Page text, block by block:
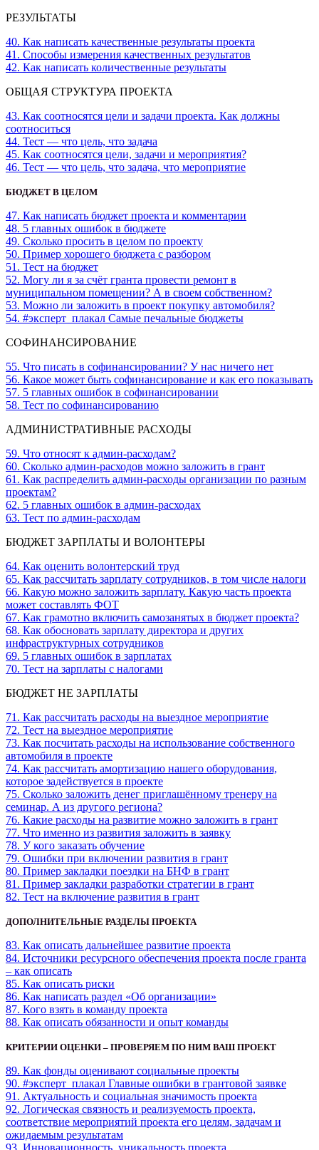
РЕЗУЛЬТАТЫ
40. Как написать качественные результаты проекта
41. Способы измерения качественных результатов
42. Как написать количественные результаты
ОБЩАЯ СТРУКТУРА ПРОЕКТА
43. Как соотносятся цели и задачи проекта. Как должны
соотноситься
44. Тест — что цель, что задача
45. Как соотносятся цели, задачи и мероприятия?
46. Тест — что цель, что задача, что мероприятие
БЮДЖЕТ В ЦЕЛОМ
47. Как написать бюджет проекта и комментарии
48. 5 главных ошибок в бюджете
49. Сколько просить в целом по проекту
50. Пример хорошего бюджета с разбором
51. Тест на бюджет
52. Могу ли я за счёт гранта провести ремонт в
муниципальном помещении? А в своем собственном?
53. Можно ли заложить в проект покупку автомобиля?
54. #эксперт_плакал Самые печальные бюджеты
СОФИНАНСИРОВАНИЕ
55. Что писать в софинансировании? У нас ничего нет
56. Какое может быть софинансирование и как его показывать
57. 5 главных ошибок в софинансировании
58. Тест по софинансированию
АДМИНИСТРАТИВНЫЕ РАСХОДЫ
59. Что относят к админ-расходам?
60. Сколько админ-расходов можно заложить в грант
61. Как распределить админ-расходы организации по разным
проектам?
62. 5 главных ошибок в админ-расходах
63. Тест по админ-расходам
БЮДЖЕТ ЗАРПЛАТЫ И ВОЛОНТЕРЫ
64. Как оценить волонтерский труд
65. Как рассчитать зарплату сотрудников, в том числе налоги
66. Какую можно заложить зарплату. Какую часть проекта
может составлять ФОТ
67. Как грамотно включить самозанятых в бюджет проекта?
68. Как обосновать зарплату директора и других
инфраструктурных сотрудников
69. 5 главных ошибок в зарплатах
70. Тест на зарплаты с налогами
БЮДЖЕТ НЕ ЗАРПЛАТЫ
71. Как рассчитать расходы на выездное мероприятие
72. Тест на выездное мероприятие
73. Как посчитать расходы на использование собственного
автомобиля в проекте
74. Как рассчитать амортизацию нашего оборудования,
которое задействуется в проекте
75. Сколько заложить денег приглашённому тренеру на
семинар. А из другого региона?
76. Какие расходы на развитие можно заложить в грант
77. Что именно из развития заложить в заявку
78. У кого заказать обучение
79. Ошибки при включении развития в грант
80. Пример закладки поездки на БНФ в грант
81. Пример закладки разработки стратегии в грант
82. Тест на включение развития в грант
ДОПОЛНИТЕЛЬНЫЕ РАЗДЕЛЫ ПРОЕКТА
83. Как описать дальнейшее развитие проекта
84. Источники ресурсного обеспечения проекта после гранта
– как описать
85. Как описать риски
86. Как написать раздел «Об организации»
87. Кого взять в команду проекта
88. Как описать обязанности и опыт команды
КРИТЕРИИ ОЦЕНКИ – ПРОВЕРЯЕМ ПО НИМ ВАШ ПРОЕКТ
89. Как фонды оценивают социальные проекты
90. #эксперт_плакал Главные ошибки в грантовой заявке
91. Актуальность и социальная значимость проекта
92. Логическая связность и реализуемость проекта,
соответствие мероприятий проекта его целям, задачам и
ожидаемым результатам
93. Инновационность, уникальность проекта